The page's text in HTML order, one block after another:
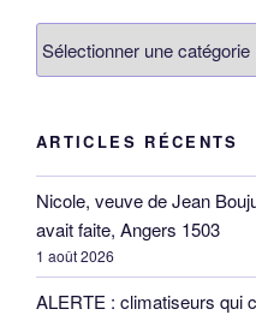
ARTICLES RÉCENTS
Nicole, veuve de Jean
avait faite, Angers 1503
1 août 2026
ALERTE : climatiseurs qui